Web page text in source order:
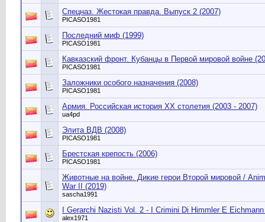
Спецназ. Жестокая правда. Выпуск 2 (2007)
PICASO1981
Последний миф (1999)
PICASO1981
Кавказский фронт. Кубанцы в Первой мировой войне
PICASO1981
Заложники особого назначения (2008)
PICASO1981
Армия. Российская история ХХ столетия (2003 - 2007)
ua4pd
Элита ВДВ (2008)
PICASO1981
Брестская крепость (2006)
PICASO1981
Животные на войне. Дикие герои Второй мировой /
War II (2019)
sascha1991
I Gerarchi Nazisti Vol. 2 - I Crimini Di Himmler E
alex1971